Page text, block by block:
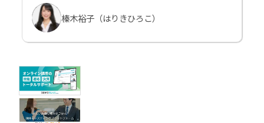
榛木裕子（はりきひろこ）